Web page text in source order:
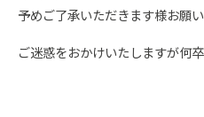
予めご了承いただきます様お願い
ご迷惑をおかけいたしますが何